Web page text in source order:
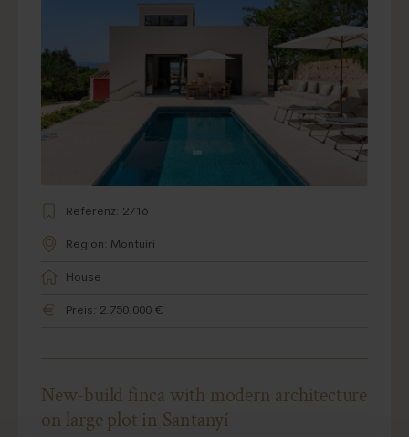
Referenz: 2716
Region: Montuiri
House
Preis: 2.750.000 €
New-build finca with modern architecture
on large plot in Santanyí